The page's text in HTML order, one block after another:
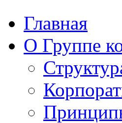
Главная
О Группе